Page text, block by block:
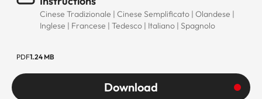
Weight about 440
Cinese Tradizionale | Cinese Semplificato | Olandese |
Inglese | Francese | Tedesco | Italiano | Spagnolo
PDF1.24 MB
Download